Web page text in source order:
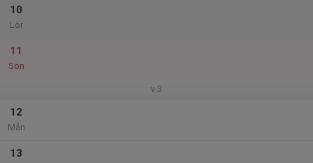
10
Lör
11
Sön
v.3
12
Mån
13